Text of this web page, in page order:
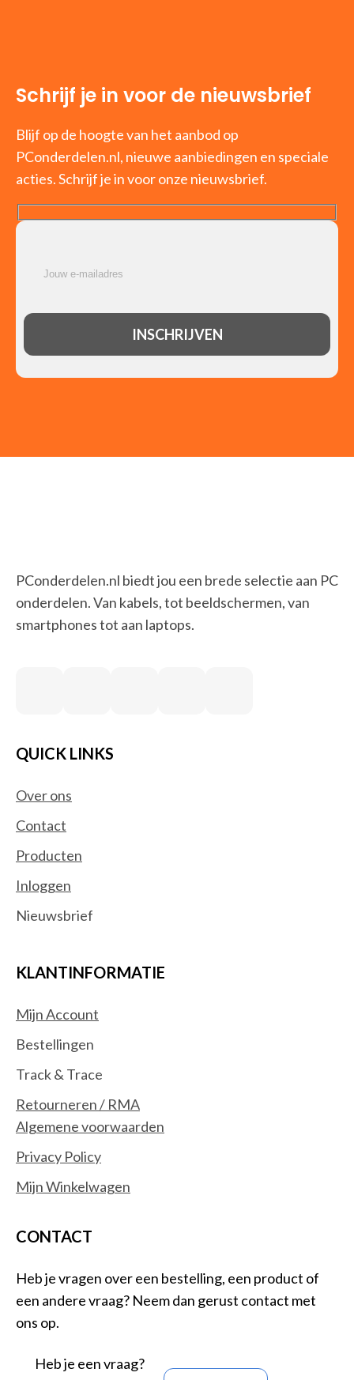
Schrijf je in voor de nieuwsbrief
Blijf op de hoogte van het aanbod op
PConderdelen.nl, nieuwe aanbiedingen en speciale
acties. Schrijf je in voor onze nieuwsbrief.
PConderdelen.nl biedt jou een brede selectie aan PC
onderdelen. Van kabels, tot beeldschermen, van
smartphones tot aan laptops.
QUICK LINKS
Over ons
Contact
Producten
Inloggen
Nieuwsbrief
KLANTINFORMATIE
Mijn Account
Bestellingen
Track & Trace
Retourneren / RMA
Algemene voorwaarden
Privacy Policy
Mijn Winkelwagen
CONTACT
Heb je vragen over een bestelling, een product of
een andere vraag? Neem dan gerust contact met
ons op.
Heb je een vraag?